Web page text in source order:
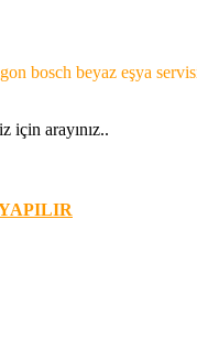
bosch beyaz eşya
için arayınız..